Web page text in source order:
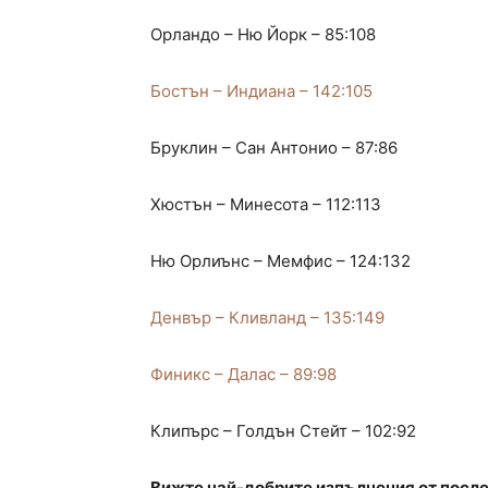
Орландо – Ню Йорк – 85:108
Бостън – Индиана – 142:105
Бруклин – Сан Антонио – 87:86
Хюстън – Минесота – 112:113
Ню Орлиънс – Мемфис – 124:132
Денвър – Кливланд – 135:149
Финикс – Далас – 89:98
Клипърс – Голдън Стейт – 102:92